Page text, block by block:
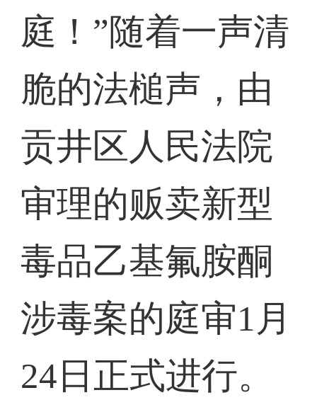
庭！”随着一声清
脆的法槌声，由
贡井区人民法院
审理的贩卖新型
毒品乙基氟胺酮
涉毒案的庭审1月
24日正式进行。